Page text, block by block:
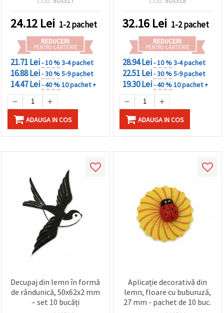
24.12 Lei 1-2 pachet
REDUCERI
PENTRU CANTITATE
21.71 Lei- 10 %3-4 pachet
16.88 Lei- 30 %5-9 pachet
14.47 Lei- 40 %10 pachet +
ADAUGA IN COS
32.16 Lei 1-2 pachet
REDUCERI
PENTRU CANTITATE
28.94 Lei- 10 %3-4 pachet
22.51 Lei- 30 %5-9 pachet
19.30 Lei- 40 %10 pachet +
ADAUGA IN COS
Decupaj din lemn în formă
de rândunică, 50x62x2 mm
– set 10 bucăți
Aplicație decorativă din
lemn, floare cu buburuză,
27 mm - pachet de 10 buc.